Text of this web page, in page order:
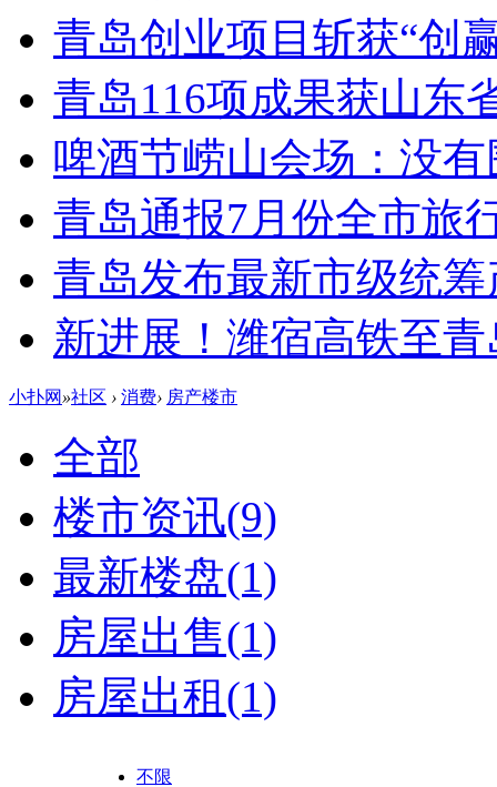
青岛创业项目斩获“创
青岛116项成果获山东
啤酒节崂山会场：没有
青岛通报7月份全市旅
青岛发布最新市级统
新进展！潍宿高铁至
小扑网 »社区 › 消费› 房产楼市
全部
楼市资讯(9)
最新楼盘(1)
房屋出售(1)
房屋出租(1)
不限